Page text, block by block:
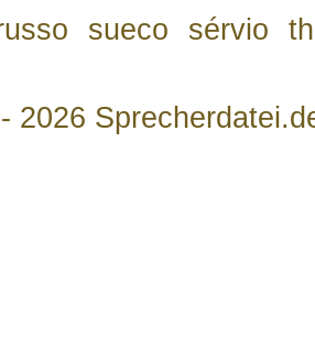
sueco sérvio th
2026